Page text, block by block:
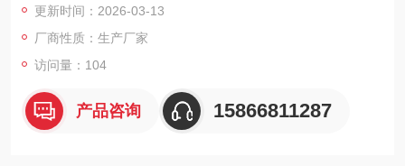
更新时间：2026-03-13
厂商性质：生产厂家
访问量：104
产品咨询 15866811287